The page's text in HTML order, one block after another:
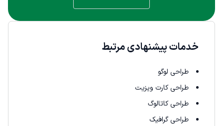
خدمات پیشنهادی مرتبط
طراحی لوگو
طراحی کارت ویزیت
طراحی کاتالوگ
طراحی گرافیک